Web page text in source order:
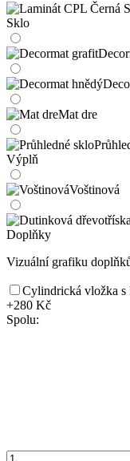
Sklo
Mat dre
Výplň
Voštinová
Doplňky
Vizuální grafiku
Cylindrická vložka s
+280 Kč
Spolu: